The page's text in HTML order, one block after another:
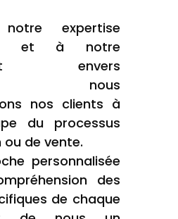
expertise
et à notre
envers
nous
nos clients à
du processus
ou de vente.
personnalisée
des
de chaque